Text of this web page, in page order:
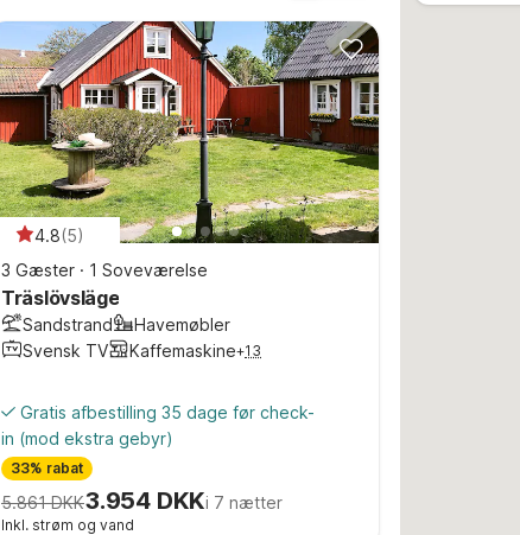
4.8(5)
3 Gæster · 1 Soveværelse
Träslövsläge
Sandstrand
Havemøbler
Svensk TV
Kaffemaskine+13
Gratis afbestilling 35 dage før check-
in (mod ekstra gebyr)
33% rabat
5.861 DKK3.954 DKKi 7 nætter
Inkl. strøm og vand